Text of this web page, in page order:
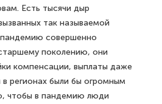
Есть тысячи дыр
так называемой
совершенно
поколению, они
компенсации, выплаты даже
регионах были бы огромным
чтобы в пандемию люди